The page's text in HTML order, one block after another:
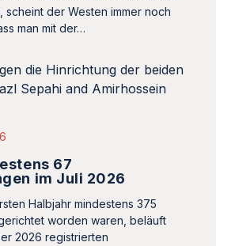
scheint der Westen immer noch
man mit der…
67
im Juli 2026
Halbjahr mindestens 375
worden waren, beläuft
2026 registrierten